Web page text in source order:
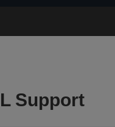
Support